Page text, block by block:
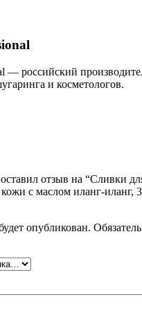
— российский
и косметологов.
отзыв на “Сливки
с маслом иланг-иланг,
опубликован.